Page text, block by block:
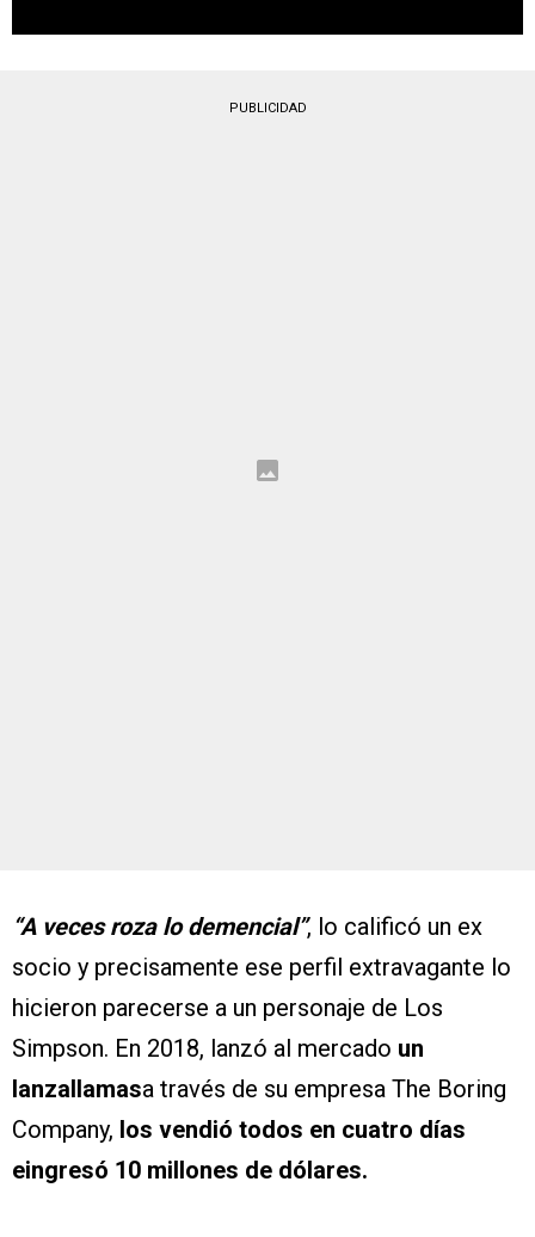
PUBLICIDAD
“A veces roza lo demencial”, lo calificó un ex
socio y precisamente ese perfil extravagante lo
hicieron parecerse a un personaje de Los
Simpson. En 2018, lanzó al mercado un
lanzallamasa través de su empresa The Boring
Company, los vendió todos en cuatro días
eingresó 10 millones de dólares.